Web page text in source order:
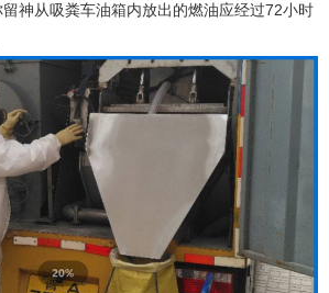
神从吸粪车油箱内放出的燃油应经过72小时